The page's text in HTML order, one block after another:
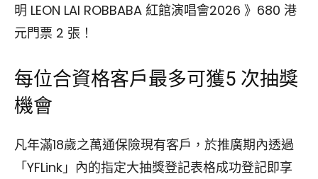
明 LEON LAI ROBBABA 紅館演唱會2026 》680 港
元門票 2 張！
每位合資格客戶最多可獲5 次抽獎
機會
凡年滿18歲之萬通保險現有客戶，於推廣期內透過
「YFLink」內的指定大抽獎登記表格成功登記即享